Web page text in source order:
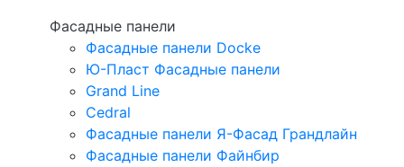
Фасадные панели
Фасадные панели Docke
Ю-Пласт Фасадные панели
Grand Line
Cedral
Фасадные панели Я-Фасад Грандлайн
Фасадные панели Файнбир